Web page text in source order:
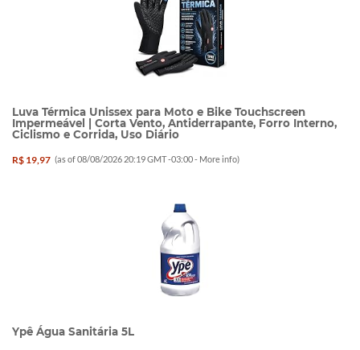
Luva Térmica Unissex para Moto e Bike Touchscreen
Impermeável | Corta Vento, Antiderrapante, Forro Interno,
Ciclismo e Corrida, Uso Diário
R$ 19,97 (as of 08/08/2026 20:19 GMT -03:00 - More info)
Ypê Água Sanitária 5L